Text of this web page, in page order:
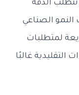
الدقة
النمو الصناعي
لمتطلبات
التقليدية غالبًا